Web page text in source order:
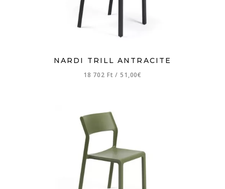
NARDI TRILL ANTRACITE
18 702 Ft/ 51,00€